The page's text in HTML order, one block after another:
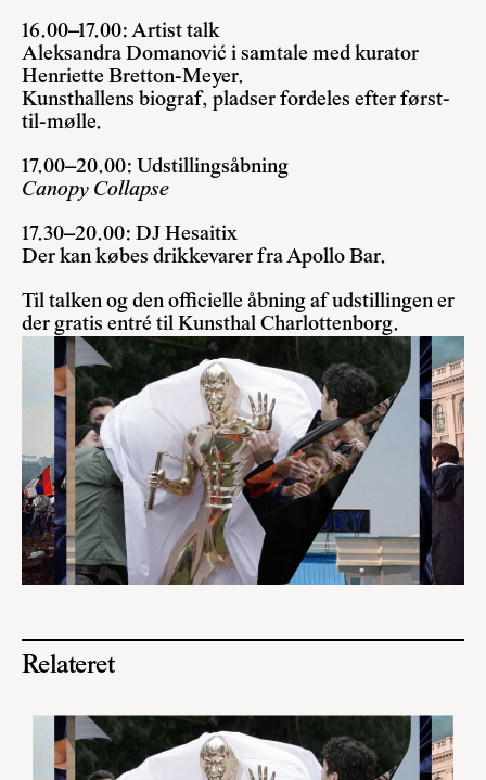
16.00–17.00: Artist talk
Aleksandra Domanović i samtale med kurator
Henriette Bretton-Meyer.
Kunsthallens biograf, pladser fordeles efter først-
til-mølle.
17.00–20.00: Udstillingsåbning
Canopy Collapse
17.30–20.00: DJ Hesaitix
Der kan købes drikkevarer fra Apollo Bar.
Til talken og den officielle åbning af udstillingen er
der gratis entré til Kunsthal Charlottenborg.
Relateret